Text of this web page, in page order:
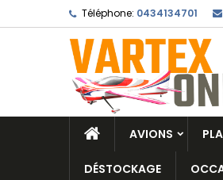
Téléphone: 0434134701
AVIONS
DÉSTOCKAGE